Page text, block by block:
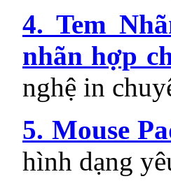
4. Tem
nhãn hợp
nghệ in
5. Mouse
hình dạng